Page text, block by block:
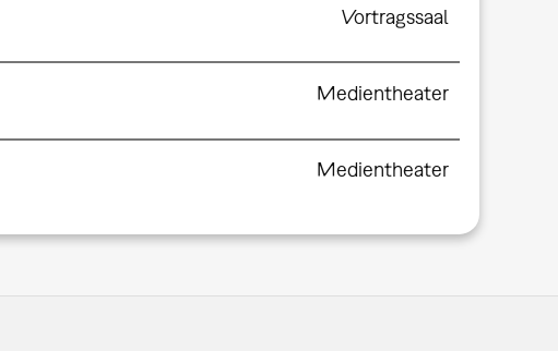
Vortragssaal
Medientheater
Medientheater